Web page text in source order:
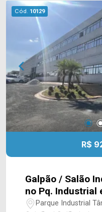
fácil acesso a saída
Queiroz. Entre em contato com a equipe da Arbix
Imóveis e agende a
Telefone: (19) 3475-4546 ARBIX
Presente em cada
Cód. 10129
R$
Galpão / Salão
no Pq. Industrial
Parque Industrial